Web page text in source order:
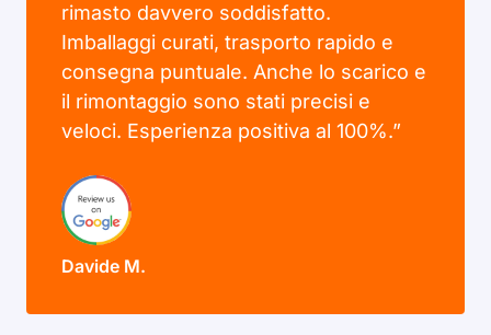
rimasto davvero soddisfatto.
Imballaggi curati, trasporto rapido e
consegna puntuale. Anche lo scarico e
il rimontaggio sono stati precisi e
veloci. Esperienza positiva al 100%.”
Davide M.